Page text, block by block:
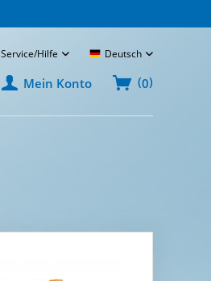
Service/Hilfe Deutsch
Mein Konto (0)